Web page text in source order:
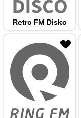
Retro FM Disko